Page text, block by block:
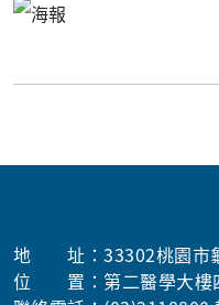
地 址：33302桃園市
位 置：第二醫學大樓